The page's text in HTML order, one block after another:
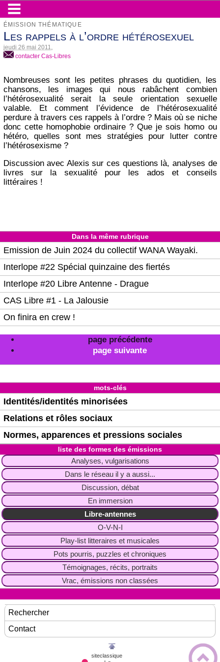
ÉMISSION THÉMATIQUE
Les rappels à l’ordre hétérosexuel
jeudi 26 mai 2011
contacter Cas-Libres
Nombreuses sont les petites phrases du quotidien, les
chansons, les images qui nous rabâchent combien
l’hétérosexualité serait la seule orientation sexuelle
valable. Et comment l’évidence de l’hétérosexualité
perdure à travers ces rappels à l’ordre ? Mais où se niche
donc cette homophobie ordinaire ? Que je sois homo ou
hétéro, quelles sont mes stratégies pour lutter contre
l’hétérosexisme ?
Discussion avec Alexis sur ces questions là, analyses de
livres sur la sexualité pour les ados et conseils
littéraires !
Dans la même rubrique
Emission de Juin 2024 du collectif WANA Wayaki.
Interlope #22 Spécial quinzaine des fiertés
Interlope #20 Libre Antenne - Drague
CAS Libre #1 - La Jalousie
On finira en crew !
page précédente
page suivante
mots-clés
Identités/identités minorisées
Relations et rôles sociaux
Normes, apparences et pressions sociales
liste des formes des émissions
Analyses, vulgarisations
Dans le réseau il y a aussi...
Discussion, débat
En immersion
Libre-antennes
O-V-N-I
Play-list litteraires et musicales
Pots pourris, puzzles et chroniques
Témoignages, récits, portraits
Vrac, émissions non classées
Rechercher
Contact
siteclassique